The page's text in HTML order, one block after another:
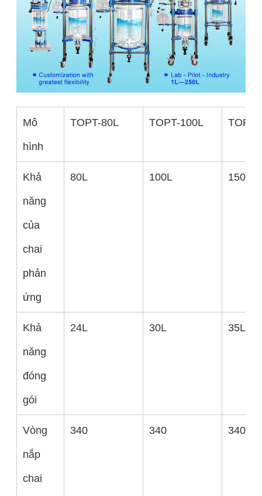
Mô
hình
TOPT-80L TOPT-100L TOPT-
Khả
năng
của
chai
phản
ứng
80L 100L 150L
Khả
năng
đóng
gói
24L 30L 35L
Vòng
nắp
chai
340 340 340